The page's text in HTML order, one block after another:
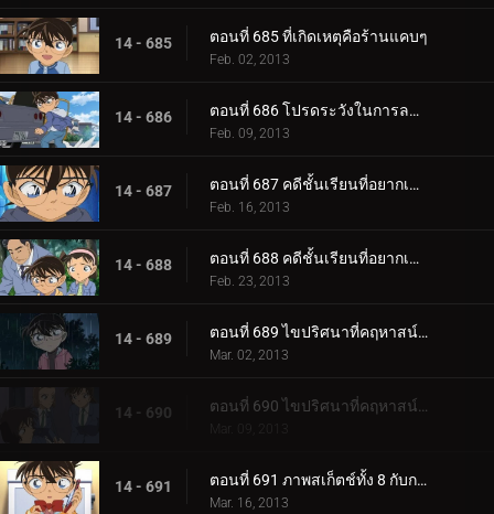
14 - 685 ตอนที่ 685 ที่เกิดเหตุคือร้านแคบๆ
Feb. 02, 2013
14 - 686 ตอนที่ 686 โปรดระวังในการลดน้ำหนัก
Feb. 09, 2013
14 - 687 ตอนที่ 687 คดีชั้นเรียนที่อยากเข้าเรียนที่สุดในโลก (ตอน 1)
Feb. 16, 2013
14 - 688 ตอนที่ 688 คดีชั้นเรียนที่อยากเข้าเรียนที่สุดในโลก (ตอน 2)
Feb. 23, 2013
14 - 689 ตอนที่ 689 ไขปริศนาที่คฤหาสน์โมมิจิ (ตอน 1)
Mar. 02, 2013
14 - 690 ตอนที่ 690 ไขปริศนาที่คฤหาสน์โมมิจิ (ตอน 2)
Mar. 09, 2013
14 - 691 ตอนที่ 691 ภาพสเก็ตช์ทั้ง 8 กับการเดินทางของความทรงจำ (ตอน 1)
Mar. 16, 2013